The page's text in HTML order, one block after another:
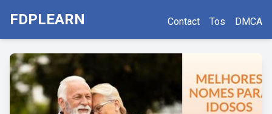
FDPLEARN Contact Tos DMCA